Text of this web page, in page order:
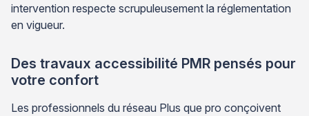
intervention respecte scrupuleusement la réglementation
en vigueur.
Des travaux accessibilité PMR pensés pour
votre confort
Les professionnels du réseau Plus que pro conçoivent